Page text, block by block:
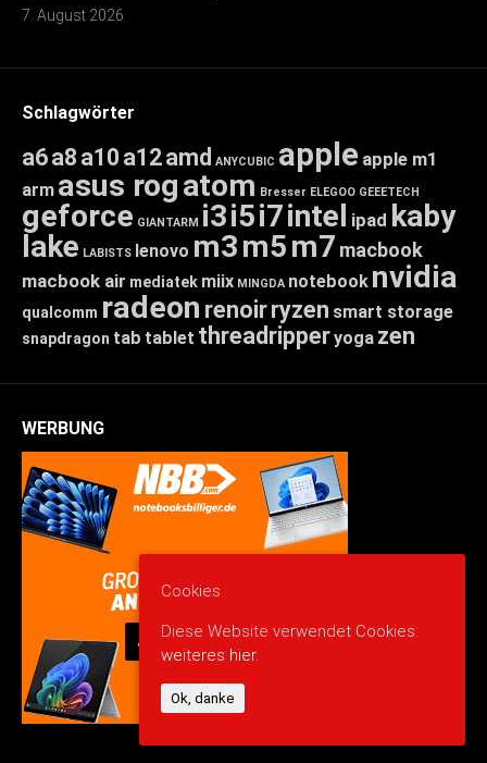
7. August 2026
Schlagwörter
a6a8 a10 a12amd ANYCUBIC apple apple m1
arm asus rogatom Bresser ELEGOO GEEETECH
geforce GIANTARM i3i5i7intel ipad kaby
lake LABISTS lenovo m3m5m7 macbook
macbook air mediatek miix MINGDA notebook nvidia
qualcomm radeon renoirryzen smart storage
snapdragon tab tablet threadripperyoga zen
WERBUNG
Cookies
Diese Website verwendet Cookies:
weiteres hier.
Ok, danke